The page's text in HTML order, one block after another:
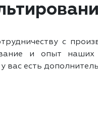
с
и опыт
вас есть